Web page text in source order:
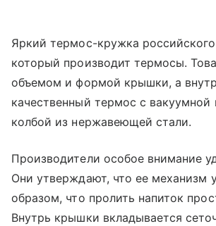
Яркий термос-кружка
который производит термосы.
объемом и формой крышки, а
качественный термос с вакуумной
колбой из нержавеющей стали.
Производители особое внимание
Они утверждают, что ее механизм
образом, что пролить напиток
Внутрь крышки вкладывается